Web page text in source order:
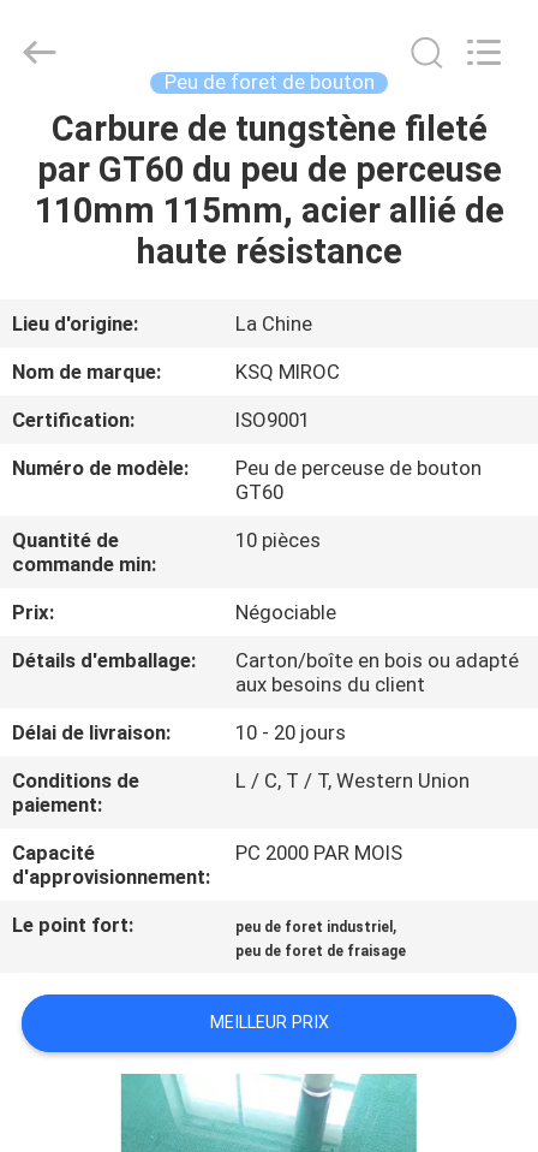
MAISON
DES
PRODUITS
AU
SUJET
DE
VISITE
D'USINE
DE
QUALITÉ
CONTACTEZ-
NOUS
DEMANDEZ
CITATION
(Beijing)
Reserved.
Peu de foret de bouton
Carbure de tungstène fileté
par GT60 du peu de perceuse
110mm 115mm, acier allié de
haute résistance
Lieu d'origine:
La Chine
Nom de marque:
KSQ MIROC
Certification:
ISO9001
Numéro de modèle:
Peu de perceuse de bouton
GT60
Quantité de
commande min:
10 pièces
Prix:
Négociable
Détails d'emballage:
Carton/boîte en bois ou adapté
aux besoins du client
Délai de livraison:
10 - 20 jours
Conditions de
paiement:
L / C, T / T, Western Union
Capacité
d'approvisionnement:
PC 2000 PAR MOIS
Le point fort: peu de foret industriel ,
peu de foret de fraisage
MEILLEUR PRIX